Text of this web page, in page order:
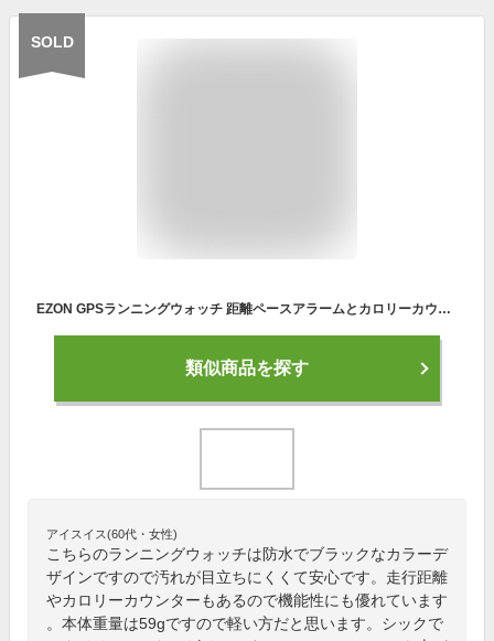
SOLD
EZON GPSランニングウォッチ 距離ペースアラームとカロリーカウンターとストップウォッチ付き 男性用 T031B01 ブラック
類似商品を探す
アイスイス(60代・女性)
こちらのランニングウォッチは防水でブラックなカラーデ
ザインですので汚れが目立ちにくくて安心です。走行距離
やカロリーカウンターもあるので機能性にも優れています
。本体重量は59gですので軽い方だと思います。シックで